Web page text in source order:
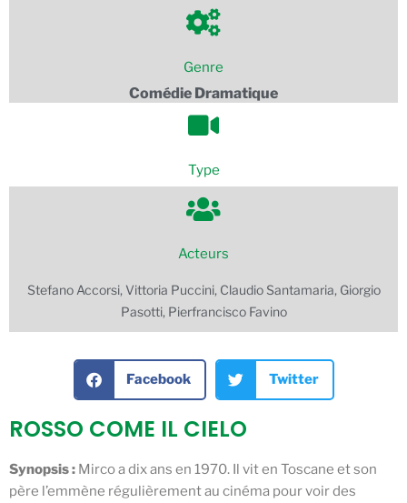
Genre
Comédie Dramatique
Type
Acteurs
Stefano Accorsi, Vittoria Puccini, Claudio Santamaria, Giorgio
Pasotti, Pierfrancisco Favino
Facebook Twitter
ROSSO COME IL CIELO
Synopsis : Mirco a dix ans en 1970. Il vit en Toscane et son
père l’emmène régulièrement au cinéma pour voir des